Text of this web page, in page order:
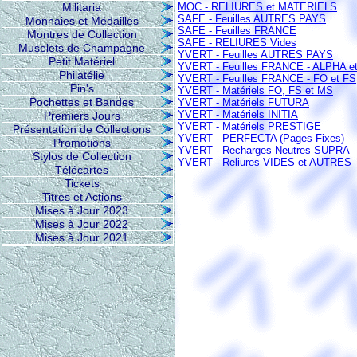
Militaria
Monnaies et Médailles
Montres de Collection
Muselets de Champagne
Petit Matériel
Philatélie
Pin's
Pochettes et Bandes
Premiers Jours
Présentation de Collections
Promotions
Stylos de Collection
Télécartes
Tickets
Titres et Actions
Mises à Jour 2023
Mises à Jour 2022
Mises à Jour 2021
MOC - RELIURES et MATERIELS
SAFE - Feuilles AUTRES PAYS
SAFE - Feuilles FRANCE
SAFE - RELIURES Vides
YVERT - Feuilles AUTRES PAYS
YVERT - Feuilles FRANCE - ALPHA
YVERT - Feuilles FRANCE - FO et FS
YVERT - Matériels FO, FS et MS
YVERT - Matériels FUTURA
YVERT - Matériels INITIA
YVERT - Matériels PRESTIGE
YVERT - PERFECTA (Pages Fixes)
YVERT - Recharges Neutres SUPRA
YVERT - Reliures VIDES et AUTRES